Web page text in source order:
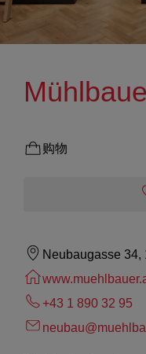
购物
Neubaugasse 34,
+43 1 890 32 95